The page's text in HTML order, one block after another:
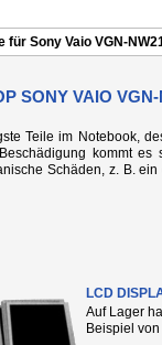
für Sony Vaio VGN-
SONY VAIO VGN-
Teile im Notebook,
kommt
Schäden, z. B.
LCD
Auf Lager
Beispiel